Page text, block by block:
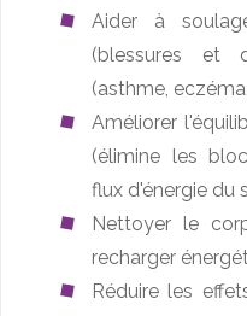
Aider à
(blessures et
(asthme,
Améliorer
(élimine les
flux d'énergie du
Nettoyer le
recharger
Réduire les